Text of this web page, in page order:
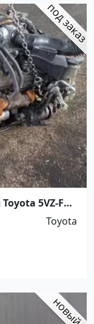
5VZ-FE
Toyota